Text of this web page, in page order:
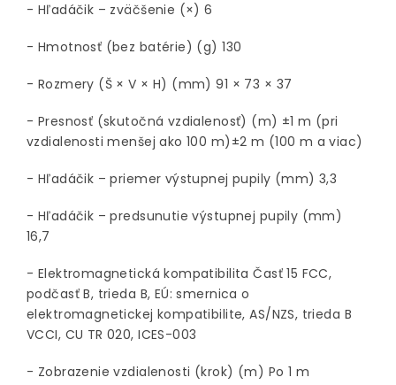
- Hľadáčik – zväčšenie (×) 6
- Hmotnosť (bez batérie) (g) 130
- Rozmery (Š × V × H) (mm) 91 × 73 × 37
- Presnosť (skutočná vzdialenosť) (m) ±1 m (pri
vzdialenosti menšej ako 100 m)±2 m (100 m a viac)
- Hľadáčik – priemer výstupnej pupily (mm) 3,3
- Hľadáčik – predsunutie výstupnej pupily (mm)
16,7
- Elektromagnetická kompatibilita Časť 15 FCC,
podčasť B, trieda B, EÚ: smernica o
elektromagnetickej kompatibilite, AS/NZS, trieda B
VCCI, CU TR 020, ICES-003
- Zobrazenie vzdialenosti (krok) (m) Po 1 m